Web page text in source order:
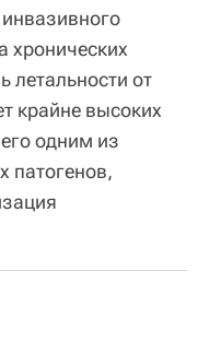
хронических
летальности от
крайне высоких
одним из
патогенов,